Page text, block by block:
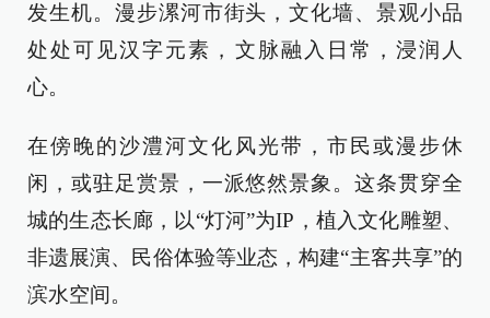
发生机。漫步漯河市街头，文化墙、景观小品
处处可见汉字元素，文脉融入日常，浸润人
心。
在傍晚的沙澧河文化风光带，市民或漫步休
闲，或驻足赏景，一派悠然景象。这条贯穿全
城的生态长廊，以“灯河”为IP，植入文化雕塑、
非遗展演、民俗体验等业态，构建“主客共享”的
滨水空间。